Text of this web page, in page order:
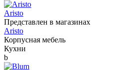
Aristo
Представлен в магазинах
Aristo
Корпусная мебель
Кухни
b